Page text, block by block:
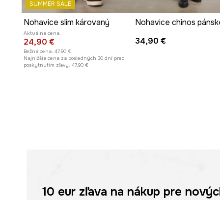
SUMMER SALE
Nohavice slim károvaný
Aktuálna cena:
24,90 €
Bežná cena: 47,90 €
Najnižšia cena za posledných 30 dní pred
poskytnutím zľavy: 47,90 €
34,90 €
10 eurzľava na nákup pre